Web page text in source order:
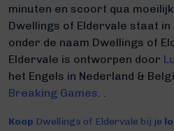
minuten en scoort qua
Dwellings of Eldervale staat in
onder de naam Dwellings of
Eldervale is ontworpen door
het Engels in Nederland &
Breaking Games. .
Koop Dwellings of Eldervale bij je